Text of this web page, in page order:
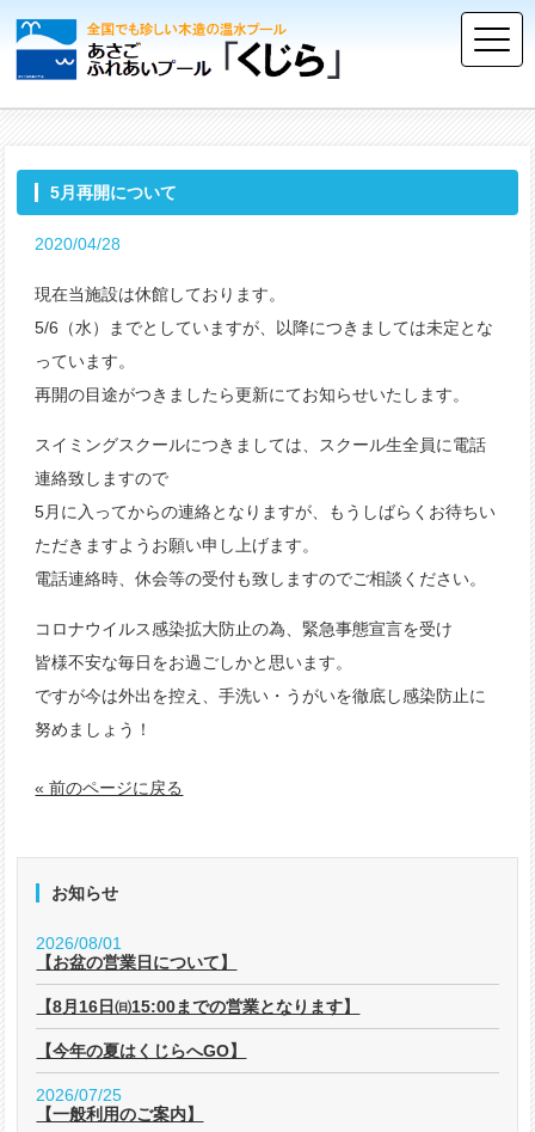
5月再開について
2020/04/28
現在当施設は休館しております。
5/6（水）までとしていますが、以降につきましては未定とな
っています。
再開の目途がつきましたら更新にてお知らせいたします。
スイミングスクールにつきましては、スクール生全員に電話
連絡致しますので
5月に入ってからの連絡となりますが、もうしばらくお待ちい
ただきますようお願い申し上げます。
電話連絡時、休会等の受付も致しますのでご相談ください。
コロナウイルス感染拡大防止の為、緊急事態宣言を受け
皆様不安な毎日をお過ごしかと思います。
ですが今は外出を控え、手洗い・うがいを徹底し感染防止に
努めましょう！
« 前のページに戻る
お知らせ
2026/08/01
【お盆の営業日について】
【8月16日㈰15:00までの営業となります】
【今年の夏はくじらへGO】
2026/07/25
【一般利用のご案内】